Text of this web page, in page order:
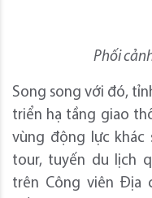
Phối
Song song với đó,
triển hạ tầng giao
vùng động lực khác
tour, tuyến du lịch
trên Công viên Địa